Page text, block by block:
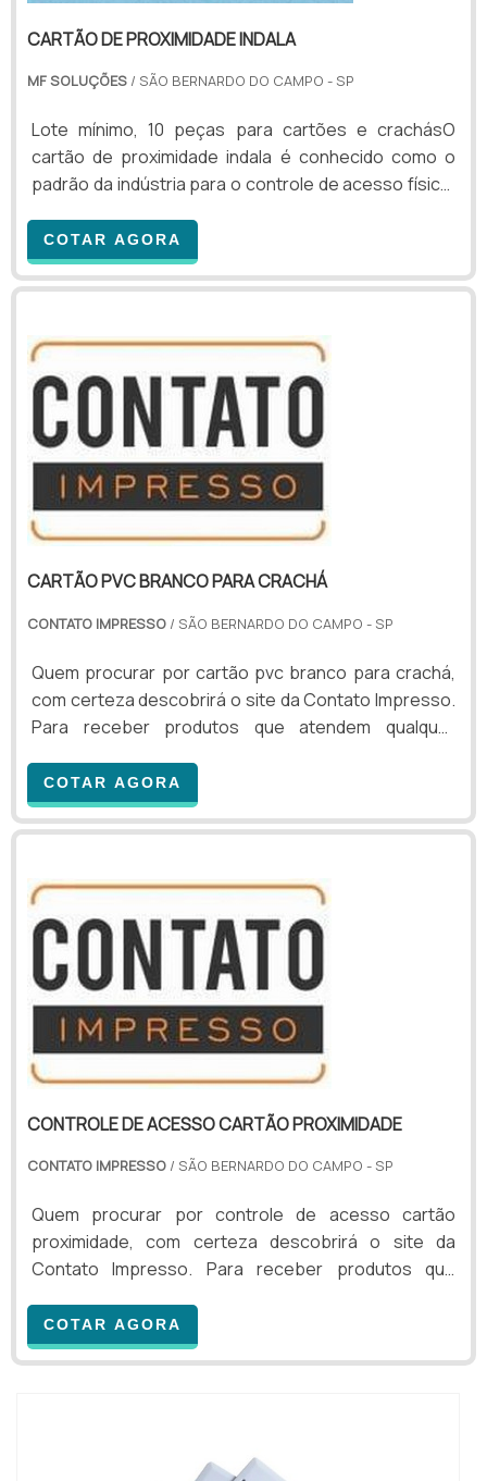
CARTÃO DE PROXIMIDADE INDALA
MF SOLUÇÕES / SÃO BERNARDO DO CAMPO - SP
Lote mínimo, 10 peças para cartões e crachásO
cartão de proximidade indala é conhecido como o
padrão da indústria para o controle de acesso físico.
125 kHz. Além disso, vale lembrar também que os
cartões de proximidade Indala são robustos,
econômicos e se encaixam com grande facilidade em
controlar o fluxo de pessoas. Esse tipo de produto
é...
COTAR AGORA
CARTÃO PVC BRANCO PARA CRACHÁ
CONTATO IMPRESSO / SÃO BERNARDO DO CAMPO - SP
Quem procurar por cartão pvc branco para crachá,
com certeza descobrirá o site da Contato Impresso.
Para receber produtos que atendem qualquer
organização que se destaque por um bom suporte
pré-venda e tenha ampla experiência no ramo.MAIS
INFORMAÇÕES SOBRE CARTÃO PVC BRANCO PARA
para crachá em uma empresa inovadora, chegará
até a Contato Impresso. É po...
COTAR AGORA
CONTROLE DE ACESSO CARTÃO PROXIMIDADE
CONTATO IMPRESSO / SÃO BERNARDO DO CAMPO - SP
Quem procurar por controle de acesso cartão
proximidade, com certeza descobrirá o site da
Contato Impresso. Para receber produtos que
escolher uma organização que se destaque por um
bom suporte pré-venda e tenha ampla experiência
empresa inovadora, chegará até ...
COTAR AGORA